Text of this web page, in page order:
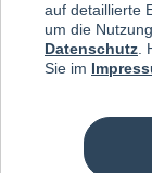
Mein
2,90 €
auf detaillierte
um die
Datenschutz
Sie im